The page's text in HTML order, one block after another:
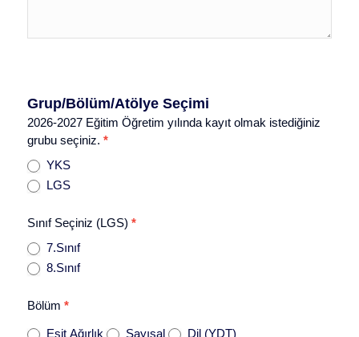
Grup/Bölüm/Atölye Seçimi
2026-2027 Eğitim Öğretim yılında kayıt olmak istediğiniz
grubu seçiniz. *
YKS
LGS
Sınıf Seçiniz (LGS) *
7.Sınıf
8.Sınıf
Bölüm *
Eşit Ağırlık Sayısal Dil (YDT)